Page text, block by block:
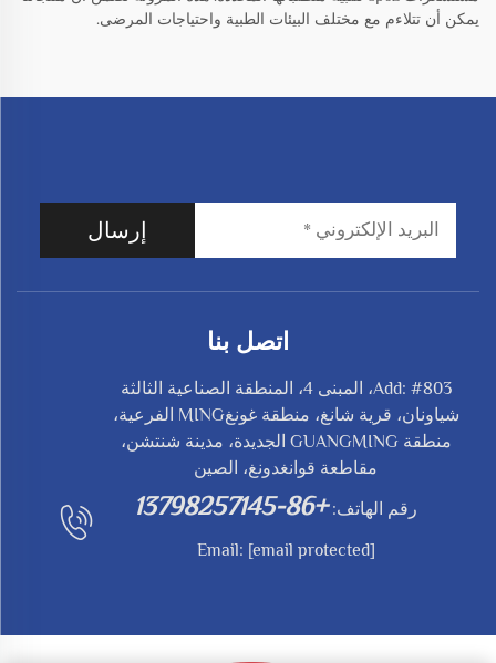
يمكن أن تتلاءم مع مختلف البيئات الطبية واحتياجات المرضى.
إرسال
اتصل بنا
Add: #803، المبنى 4، المنطقة الصناعية الثالثة
شياونان، قرية شانغ، منطقة غونغMING الفرعية،
منطقة GUANGMING الجديدة، مدينة شنتشن،
مقاطعة قوانغدونغ، الصين
رقم الهاتف: +86-13798257145
Email: [email protected]